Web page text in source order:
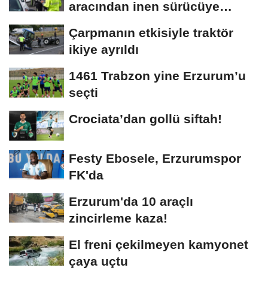
aracından inen sürücüye
Çarpmanın etkisiyle traktör
ikiye ayrıldı
1461 Trabzon yine Erzurum’u
seçti
Crociata’dan gollü siftah!
Festy Ebosele, Erzurumspor
FK'da
Erzurum'da 10 araçlı
zincirleme kaza!
El freni çekilmeyen kamyonet
çaya uçtu